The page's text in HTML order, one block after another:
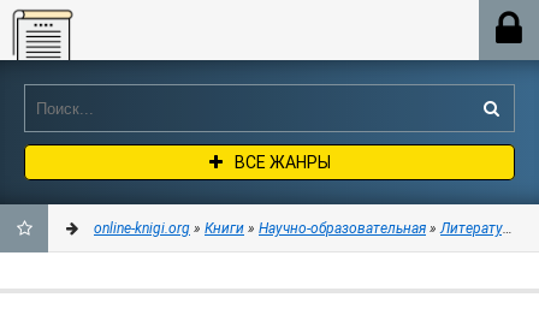
Online-knigi.org
ВСЕ ЖАНРЫ
online-knigi.org » Книги » Научно-образовательная »